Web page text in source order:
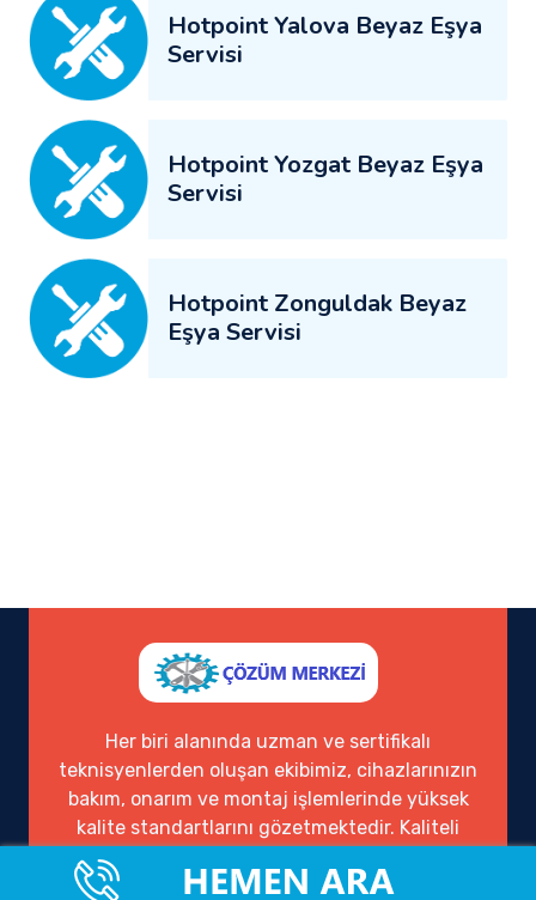
Hotpoint Yalova Beyaz Eşya
Servisi
Hotpoint Yozgat Beyaz Eşya
Servisi
Hotpoint Zonguldak Beyaz
Eşya Servisi
Her biri alanında uzman ve sertifikalı
teknisyenlerden oluşan ekibimiz, cihazlarınızın
bakım, onarım ve montaj işlemlerinde yüksek
kalite standartlarını gözetmektedir. Kaliteli
hizmet anlayışımızı, müşteri memnuniyeti ve
güven temeli üzerine inşa ederek, yıllardır